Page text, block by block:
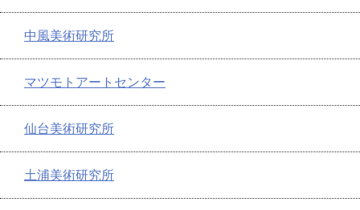
中風美術研究所
マツモトアートセンター
仙台美術研究所
土浦美術研究所